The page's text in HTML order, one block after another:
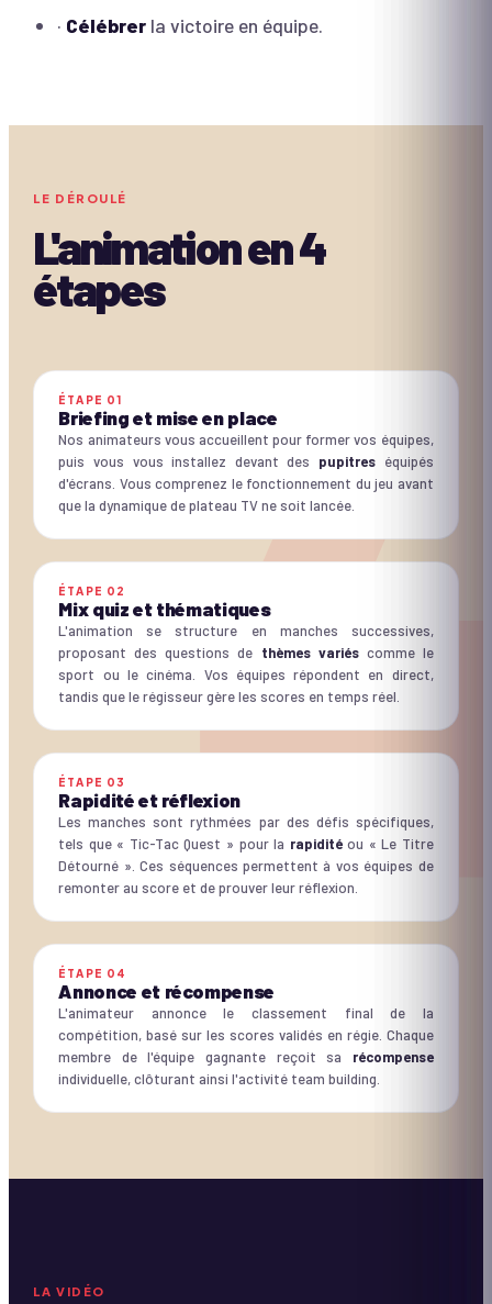
· Célébrer la victoire en équipe.
LE DÉROULÉ
L'animation en4
étapes
ÉTAPE 01
Briefing et mise en place
Nos animateurs vous accueillent pour former vos équipes,
puis vous vous installez devant des pupitres équipés
d'écrans. Vous comprenez le fonctionnement du jeu avant
que la dynamique de plateau TV ne soit lancée.
ÉTAPE 02
Mix quiz et thématiques
L'animation se structure en manches successives,
proposant des questions de thèmes variéscomme le
sport ou le cinéma. Vos équipes répondent en direct,
tandis que le régisseur gère les scores en temps réel.
ÉTAPE 03
Rapidité et réflexion
Les manches sont rythmées par des défis spécifiques,
tels que « Tic-Tac Quest » pour la rapiditéou « Le Titre
Détourné ». Ces séquences permettent à vos équipes de
remonter au score et de prouver leur réflexion.
ÉTAPE 04
Annonce et récompense
L'animateur annonce le classement final de la
compétition, basé sur les scores validés en régie. Chaque
membre de l'équipe gagnante reçoit sa récompense
individuelle, clôturant ainsi l'activité team building.
DURÉE ·
Coming Soon
LA VIDÉO